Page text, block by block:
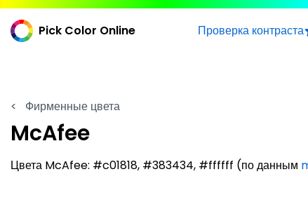
Pick Color Online Проверка контраста
< Фирменные цвета
McAfee
Цвета McAfee: #c01818, #383434, #ffffff (по данным